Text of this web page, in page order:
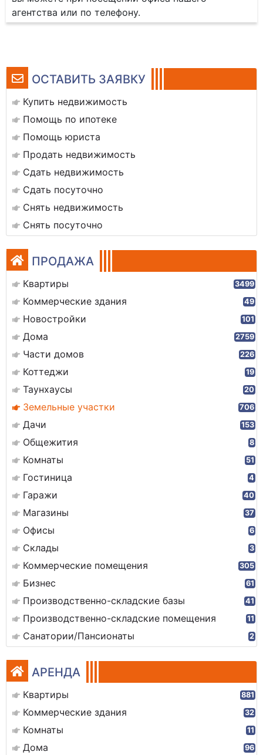
ОСТАВИТЬ ЗАЯВКУ
Купить недвижимость
Помощь по ипотеке
Помощь юриста
Продать недвижимость
Сдать недвижимость
Сдать посуточно
Снять недвижимость
Снять посуточно
ПРОДАЖА
Квартиры 3499
Коммерческие здания 49
Новостройки 101
Дома 2759
Части домов 226
Коттеджи 19
Таунхаусы 20
Земельные участки 706
Дачи 153
Общежития 8
Комнаты 51
Гостиница 4
Гаражи 40
Магазины 37
Офисы 6
Склады 3
Коммерческие помещения 305
Бизнес 61
Производственно-складские базы 41
Производственно-складские помещения 11
Санатории/Пансионаты 2
АРЕНДА
Квартиры 881
Коммерческие здания 32
Комнаты 11
Дома 96
агентства или по телефону.